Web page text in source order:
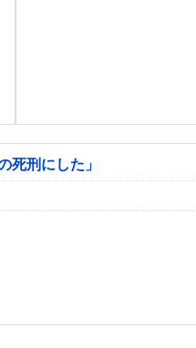
死刑にした」